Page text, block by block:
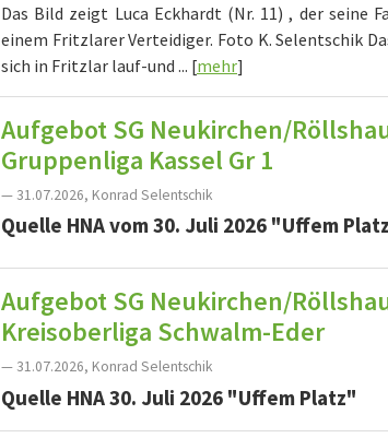
Das Bild zeigt Luca Eckhardt (Nr. 11) , der seine
einem Fritzlarer Verteidiger. Foto K. Selentschik
sich in Fritzlar lauf-und ... [mehr]
Aufgebot SG Neukirchen/
Gruppenliga Kassel Gr 1
— 31.07.2026, Konrad Selentschik
Quelle HNA vom 30. Juli 2026 "Uffem
Aufgebot SG Neukirchen/
Kreisoberliga Schwalm-Eder
— 31.07.2026, Konrad Selentschik
Quelle HNA 30. Juli 2026 "Uffem Platz"